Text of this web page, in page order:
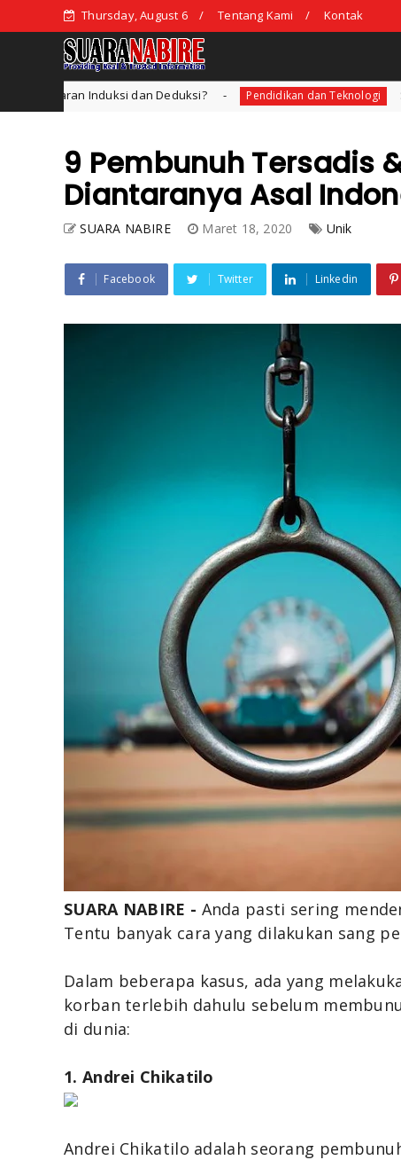
Thursday, August 6 Tentang Kami Kontak
dan Deduksi? Pendidikan dan Teknologi STKIP Nabire
9 Pembunuh Tersadis
Diantaranya Asal
SUARA NABIRE Maret 18, 2020 Unik
Facebook Twitter Linkedin
SUARA NABIRE - Anda pasti sering
Tentu banyak cara yang dilakukan sang
Dalam beberapa kasus, ada yang
korban terlebih dahulu sebelum
di dunia:
1. Andrei Chikatilo
Andrei Chikatilo adalah seorang